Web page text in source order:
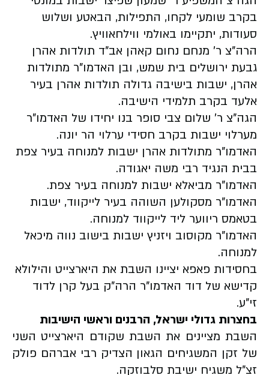
בקרב שומעי לקחו, התפילות, הבאטע ושלוש
סעודות, יתקיימו באולמי ווילחאוויץ.
הרה"צ ר' מנחם נחום קאהן אב"ד תולדות אהרן
גבעת ירושלים בית שמש, ובן האדמו"ר מתולדות
אהרן, ישבות בישיבה גדולה תולדות אהרן בעיר
אלעד בקרב תלמידי הישיבה.
הגה"צ ר' שלום צבי סופר בנו יחידו של האדמו"ר
מערלוי ישבות בקרב חסידי ערלוי הר יונה.
האדמו"ר מתולדות אהרן ישבות למנוחה בעיר צפת
בבית הנגיד רבי משה יאגודה.
האדמו"ר מביאלא ישבות למנוחה בעיר צפת.
האדמו"ר מסקולען השוהה בעיר לייקווד, ישבות
בטאמס ריווער ליד לייקווד למנוחה.
האדמו"ר מקוסוב ויזניץ ישבות בישוב נווה מיכאל
למנוחה.
בחסידות פאפא יציינו השבת את היארצייט והילולא
קדישא של דוד האדמו"ר הרה"ק בעל קרן לדוד
זי"ע.
בחצרות גדולי ישראל, הרבנים וראשי הישיבות
השבת מציינים את השבת שקודם היארצייט השני
של זקן המשגיחים הגאון הצדיק רבי אברהם פולק
זצ"ל משגיח ישיבת סלבוזקה.